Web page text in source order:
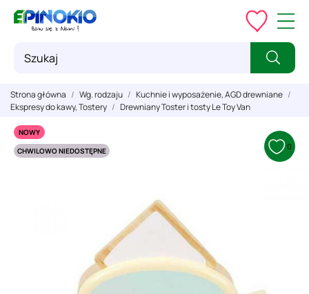
Strona główna Wg. rodzaju
Kuchnie i wyposażenie, AGD drewniane
Ekspresy do kawy, Tostery
Drewniany Toster i tosty Le Toy Van
NOWY
CHWILOWO NIEDOSTĘPNE
0